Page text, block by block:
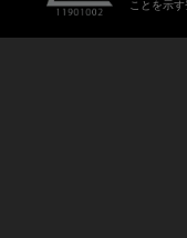
ことを示